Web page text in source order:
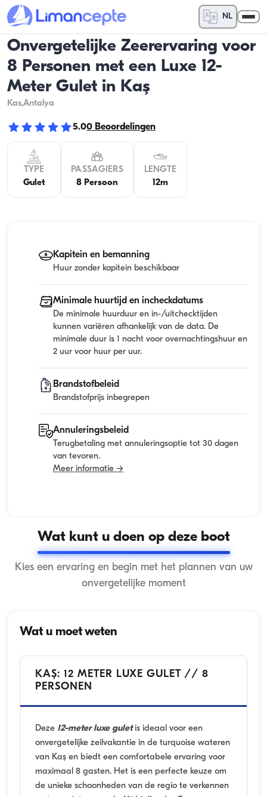
NL
Onvergetelijke Zeerervaring voor
8 Personen met een Luxe 12-
Meter Gulet in Kaş
Kas,Antalya
5.00 Beoordelingen
TYPE
Gulet
PASSAGIERS
8 Persoon
LENGTE
12m
Kapitein en bemanning
Huur zonder kapitein beschikbaar
Minimale huurtijd en incheckdatums
De minimale huurduur en in-/uitchecktijden
kunnen variëren afhankelijk van de data. De
minimale duur is 1 nacht voor overnachtingshuur en
2 uur voor huur per uur.
Brandstofbeleid
Brandstofprijs inbegrepen
Annuleringsbeleid
Terugbetaling met annuleringsoptie tot 30 dagen
van tevoren.
Meer informatie →
Wat kunt u doen op deze boot
Kies een ervaring en begin met het plannen van uw
onvergetelijke moment
Wat u moet weten
KAŞ: 12 METER LUXE GULET // 8
PERSONEN
Deze 12-meter luxe guletis ideaal voor een
onvergetelijke zeilvakantie in de turquoise wateren
van Kaş en biedt een comfortabele ervaring voor
maximaal 8 gasten. Het is een perfecte keuze om
de unieke schoonheden van de regio te verkennen